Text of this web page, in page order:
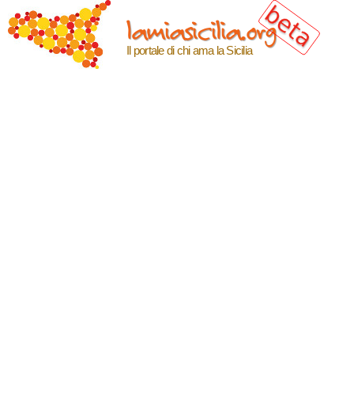
contenuto
principale
lamiasicilia.org
Il portale di chi ama la Sicilia